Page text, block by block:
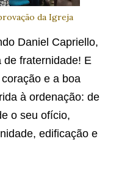
da Igreja
Daniel Capriello,
de fraternidade! E
e a boa
à ordenação: de
o seu ofício,
edificação e